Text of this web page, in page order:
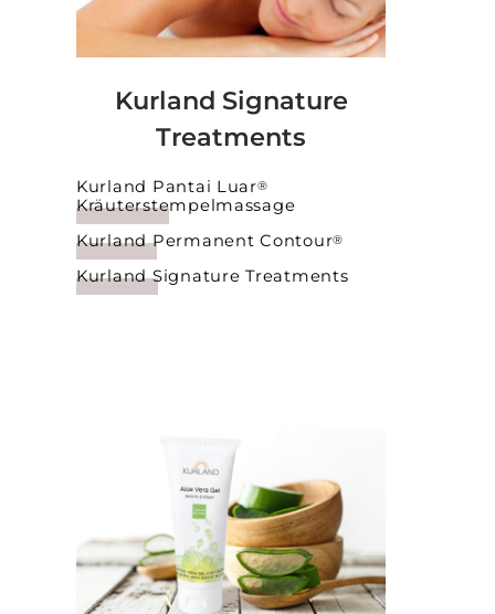
Kurland Signature
Treatments
Kurland Pantai Luar®
Kräuterstempelmassage
Kurland Permanent Contour®
Kurland Signature Treatments